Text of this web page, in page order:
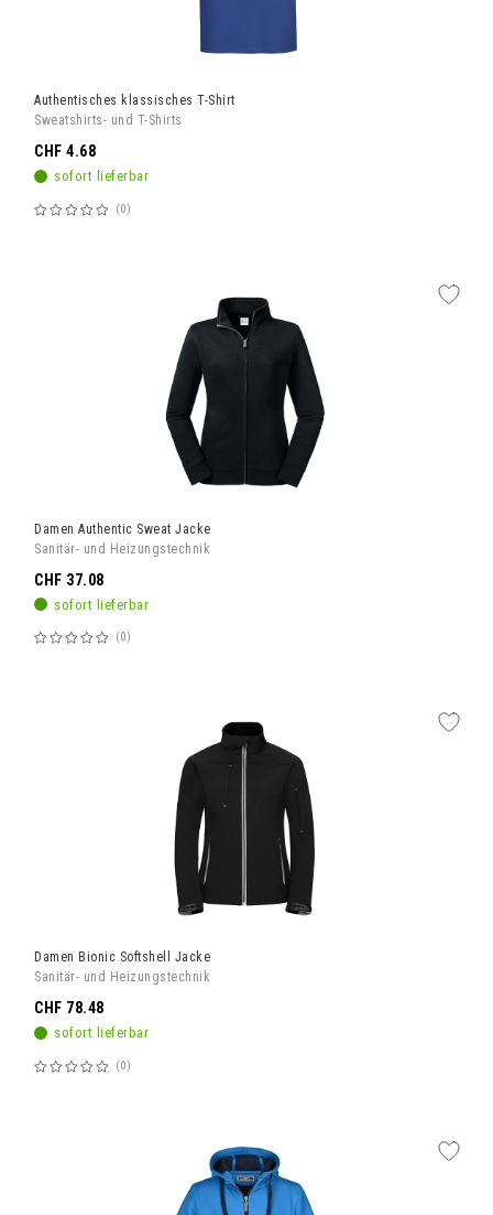
Authentisches klassisches T-Shirt
Sweatshirts- und T-Shirts
sofort lieferbar
Bewertung:
0
CHF 4.68
Damen Authentic Sweat Jacke
Sanitär- und Heizungstechnik
sofort lieferbar
Bewertung:
0
CHF 37.08
Damen Bionic Softshell Jacke
Sanitär- und Heizungstechnik
sofort lieferbar
Bewertung:
0
CHF 78.48